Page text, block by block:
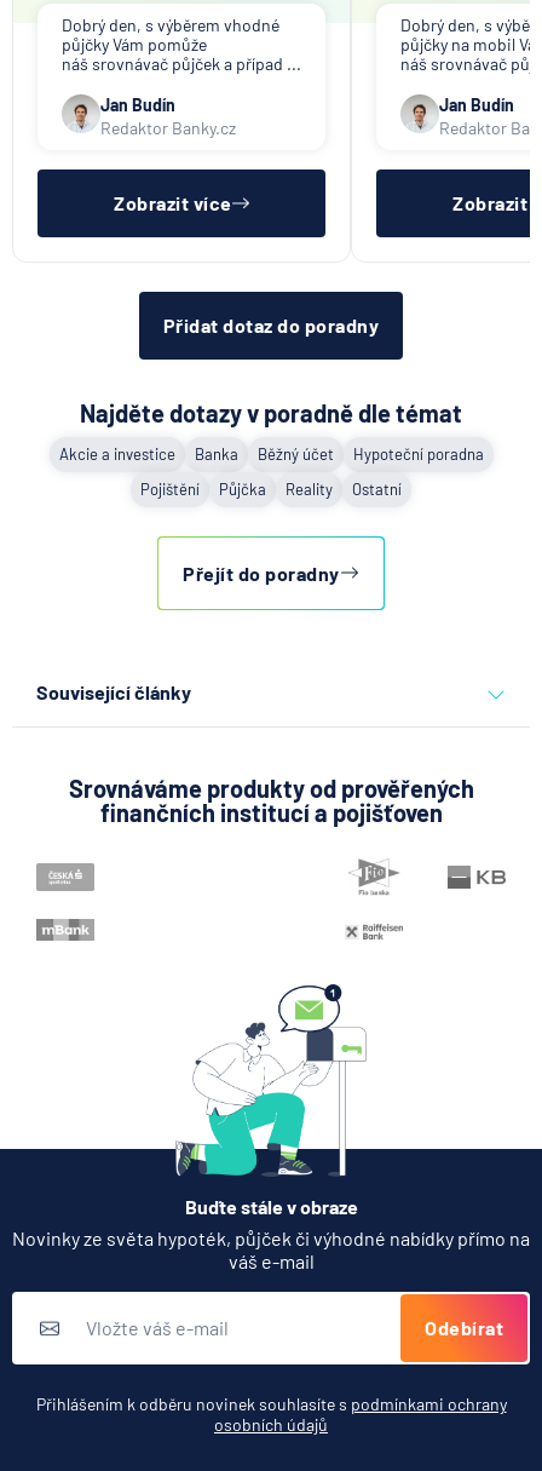
Dobrý den, s výběrem vhodné
půjčky Vám pomůže
náš srovnávač půjček a případ ...
Jan Budín
Redaktor Banky.cz
Zobrazit více
Dobrý den, s
půjčky na mobil
náš srovnávač
Jan Budín
Redaktor
Zobrazit
Přidat dotaz do poradny
Najděte dotazy v poradně dle témat
Akcie a investice Banka Běžný účet
Hypoteční poradna
Pojištění
Půjčka Reality Ostatní
Přejít do poradny
Související články
7.8.2026 Běžný účet
ČNB ponechala úroky,
klíčový je ale výhled inflace
Partners Banka spouští
nákup a prodej bitcoinu
přímo v Partners App
6.8.2026
Když rozhoduje stres: nové
triky bankovních podvodníků
Zobrazit všechny články
Srovnáváme produkty od prověřených
finančních institucí a pojišťoven
Buďte stále v obraze
Novinky ze světa hypoték, půjček či výhodné nabídky přímo na
váš e-mail
Odebírat
Přihlášením k odběru novinek souhlasíte s podmínkami ochrany
osobních údajů